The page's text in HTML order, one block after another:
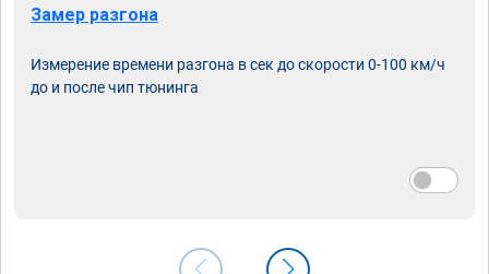
Замер разгона
Измерение времени разгона в сек до скорости 0-100 км/ч
до и после чип тюнинга